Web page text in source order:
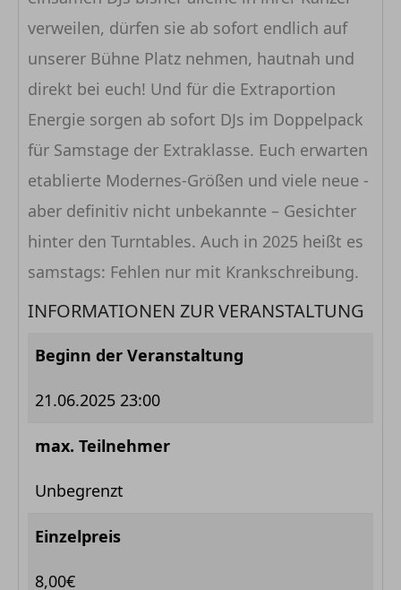
verweilen, dürfen sie ab sofort endlich auf
unserer Bühne Platz nehmen, hautnah und
direkt bei euch! Und für die Extraportion
Energie sorgen ab sofort DJs im Doppelpack
für Samstage der Extraklasse. Euch erwarten
etablierte Modernes-Größen und viele neue -
aber definitiv nicht unbekannte – Gesichter
hinter den Turntables. Auch in 2025 heißt es
samstags: Fehlen nur mit Krankschreibung.
INFORMATIONEN ZUR VERANSTALTUNG
Beginn der Veranstaltung
21.06.2025 23:00
max. Teilnehmer
Unbegrenzt
Einzelpreis
8,00€